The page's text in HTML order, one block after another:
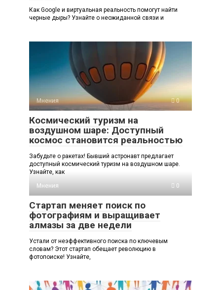
Как Google и виртуальная реальность помогут найти
черные дыры? Узнайте о неожиданной связи и
Мнения 0
Космический туризм на
воздушном шаре: Доступный
космос становится реальностью
Забудьте о ракетах! Бывший астронавт предлагает
доступный космический туризм на воздушном шаре.
Узнайте, как
Мнения
0
Стартап меняет поиск по
фотографиям и выращивает
алмазы за две недели
Устали от неэффективного поиска по ключевым
словам? Этот стартап обещает революцию в
фотопоиске! Узнайте,